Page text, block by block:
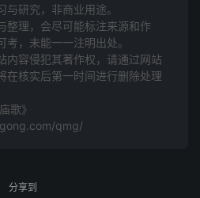
夜 夜星昼见
，限逢福作五分推。
，命限相逢大不宜。
宜夜
研究，非商业用途。
整理，会尽可能标注来源和作
，未能一一注明出处。
内容侵犯其著作权，请通过网站
在核实后第一时间进行删除处理
歌》
qmg/
分享到